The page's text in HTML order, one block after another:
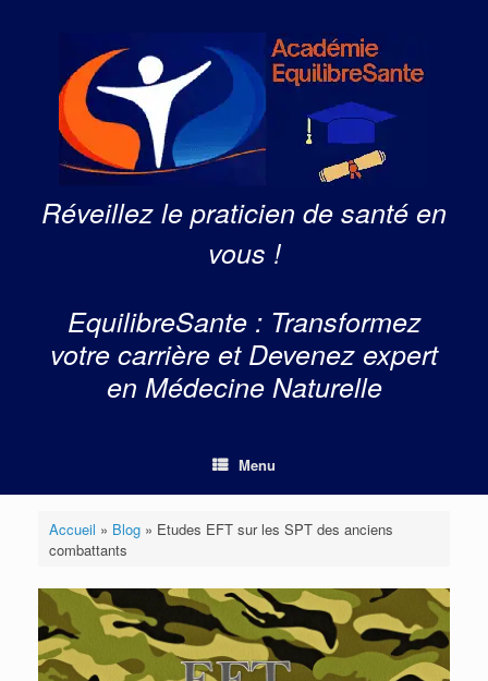
Réveillez le praticien de santé en
vous !
EquilibreSante : Transformez
votre carrière et Devenez expert
en Médecine Naturelle
Menu
Accueil » Blog» Etudes EFT sur les SPT des anciens
combattants